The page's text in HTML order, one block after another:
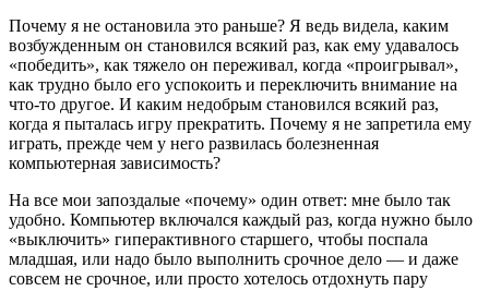
Почему я не остановила это раньше? Я ведь видела, каким
возбужденным он становился всякий раз, как ему удавалось
«победить», как тяжело он переживал, когда «проигрывал»,
как трудно было его успокоить и переключить внимание на
что-то другое. И каким недобрым становился всякий раз,
когда я пыталась игру прекратить. Почему я не запретила ему
играть, прежде чем у него развилась болезненная
компьютерная зависимость?
На все мои запоздалые «почему» один ответ: мне было так
удобно. Компьютер включался каждый раз, когда нужно было
«выключить» гиперактивного старшего, чтобы поспала
младшая, или надо было выполнить срочное дело — и даже
совсем не срочное, или просто хотелось отдохнуть пару